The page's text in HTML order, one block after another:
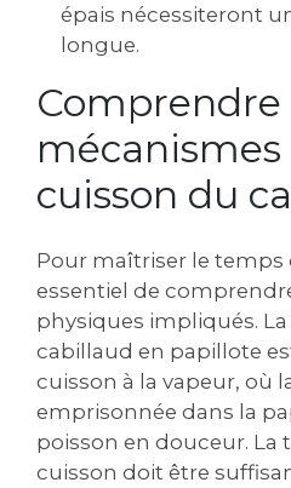
épais nécessiteront
longue.
Comprendre
mécanismes
cuisson du
Pour maîtriser le temps
essentiel de
physiques impliqués.
cabillaud en papillote
cuisson à la vapeur, où
emprisonnée dans la
poisson en douceur. La
cuisson doit être